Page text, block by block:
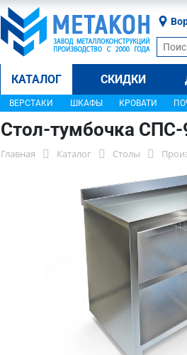
КАТАЛОГ СКИДКИ
ВЕРСТАКИ ШКАФЫ КРОВАТИ
Стол-тумбочка
Главная Каталог Столы